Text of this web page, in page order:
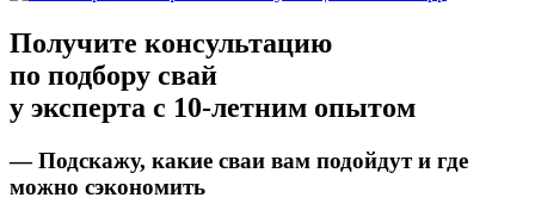
Получите консультацию
по подбору свай
у эксперта с 10-летним опытом
— Подскажу, какие сваи вам подойдути где
можно сэкономить